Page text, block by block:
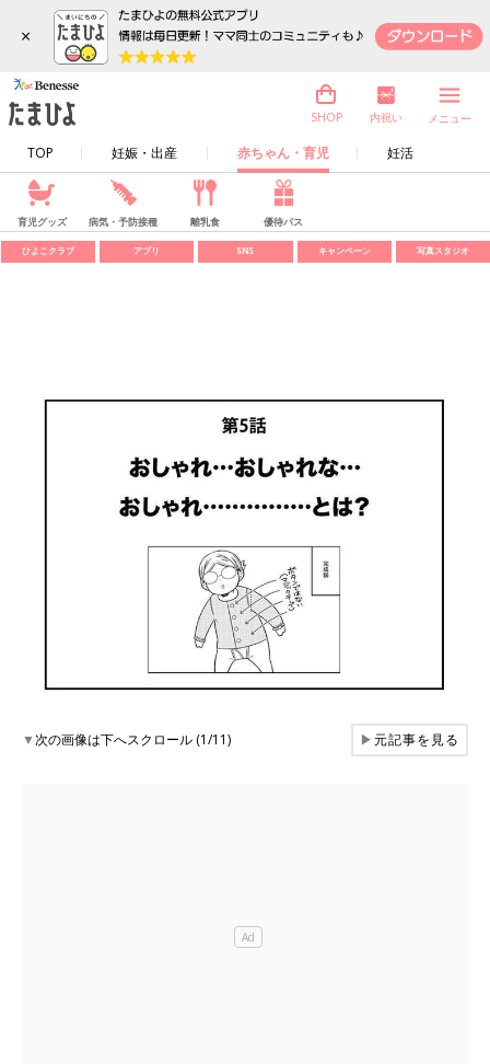
×
TOP 妊娠・出産 赤ちゃん・育児 妊活
SHOP 内祝い メニュー
育児グッズ 病気・予防接種 離乳食 優待パス
ひよこクラブ アプリ SNS キャンペーン 写真スタジオ
▼次の画像は下へスクロール (1/11) ▶元記事を見る